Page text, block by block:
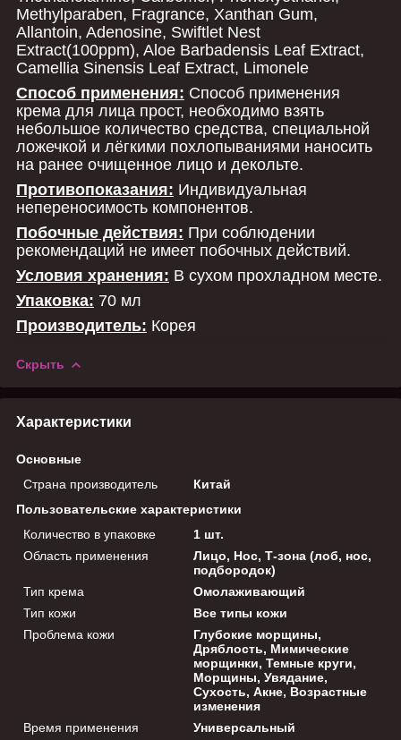
Methylparaben, Fragrance, Xanthan Gum,
Allantoin, Adenosine, Swiftlet Nest
Extract(100ppm), Aloe Barbadensis Leaf Extract,
Camellia Sinensis Leaf Extract, Limonele
Способ применения: Способ применения
крема для лица прост, необходимо взять
небольшое количество средства, специальной
ложечкой и лёгкими похлопываниями наносить
на ранее очищенное лицо и декольте.
Противопоказания: Индивидуальная
непереносимость компонентов.
Побочные действия: При соблюдении
рекомендаций не имеет побочных действий.
Условия хранения: В сухом прохладном месте.
Упаковка: 70 мл
Производитель: Корея
Скрыть
Характеристики
Основные
Страна производитель
Китай
Пользовательские характеристики
Количество в упаковке
1 шт.
Область применения
Лицо, Нос, Т-зона (лоб, нос,
подбородок)
Тип крема
Омолаживающий
Тип кожи
Все типы кожи
Проблема кожи
Глубокие морщины,
Дряблость, Мимические
морщинки, Темные круги,
Морщины, Увядание,
Сухость, Акне, Возрастные
изменения
Время применения
Универсальный